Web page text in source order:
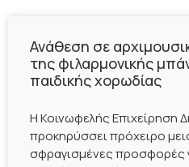
Ανάθεση σε
της φιλαρμονικής
παιδικής χορωδίας
Η Κοινωφελής Επιχείρηση
προκηρύσσει πρόχειρο
σφραγισμένες προσφορές